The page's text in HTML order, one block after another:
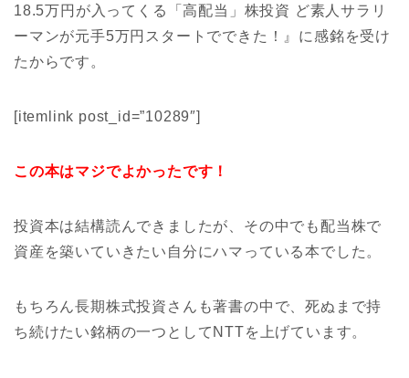
18.5万円が入ってくる「高配当」株投資 ど素人サラリ
ーマンが元手5万円スタートでできた！』に感銘を受け
たからです。
[itemlink post_id=”10289″]
この本はマジでよかったです！
投資本は結構読んできましたが、その中でも配当株で
資産を築いていきたい自分にハマっている本でした。
もちろん長期株式投資さんも著書の中で、死ぬまで持
ち続けたい銘柄の一つとしてNTTを上げています。